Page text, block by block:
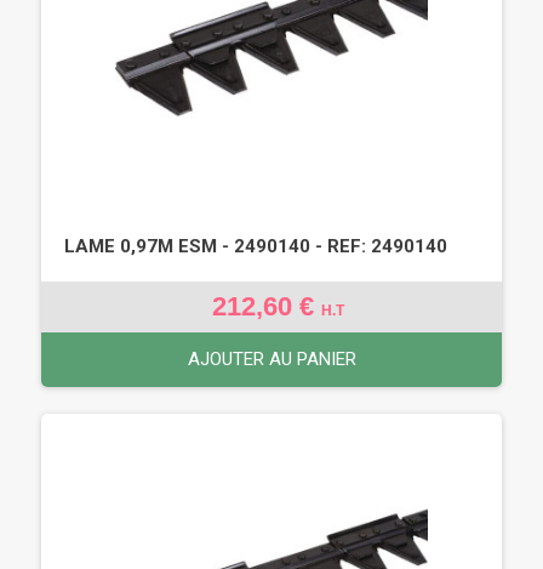
LAME 0,97M ESM - 2490140 - REF: 2490140
212,60 € H.T
AJOUTER AU PANIER